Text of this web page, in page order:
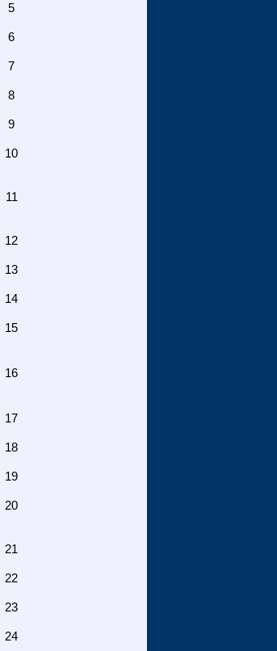
5
6
7
8
9
10
11
12
13
14
15
16
17
18
19
20
21
22
23
24